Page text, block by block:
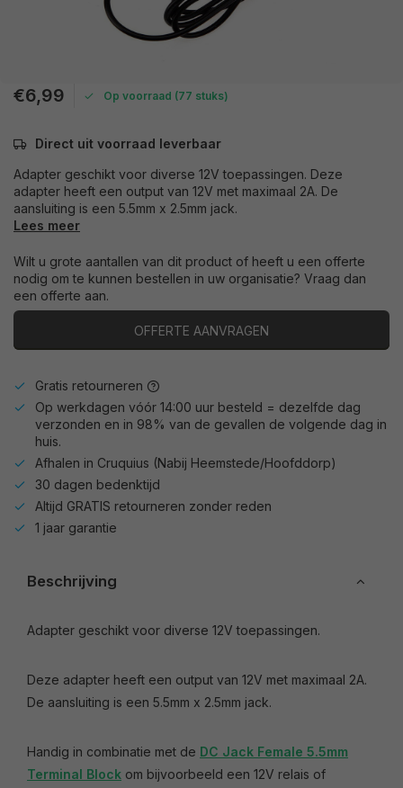
€6,99 Op voorraad (77 stuks)
Direct uit voorraad leverbaar
Adapter geschikt voor diverse 12V toepassingen. Deze
adapter heeft een output van 12V met maximaal 2A. De
aansluiting is een 5.5mm x 2.5mm jack.
Lees meer
Wilt u grote aantallen van dit product of heeft u een offerte
nodig om te kunnen bestellen in uw organisatie? Vraag dan
een offerte aan.
OFFERTE AANVRAGEN
Gratis retourneren
Op werkdagen vóór 14:00 uur besteld = dezelfde dag
verzonden en in 98% van de gevallen de volgende dag in
huis.
Afhalen in Cruquius (Nabij Heemstede/Hoofddorp)
30 dagen bedenktijd
Altijd GRATIS retourneren zonder reden
1 jaar garantie
Beschrijving
Adapter geschikt voor diverse 12V toepassingen.
Deze adapter heeft een output van 12V met maximaal 2A.
De aansluiting is een 5.5mm x 2.5mm jack.
Handig in combinatie met de DC Jack Female 5.5mm
Terminal Block om bijvoorbeeld een 12V relais of